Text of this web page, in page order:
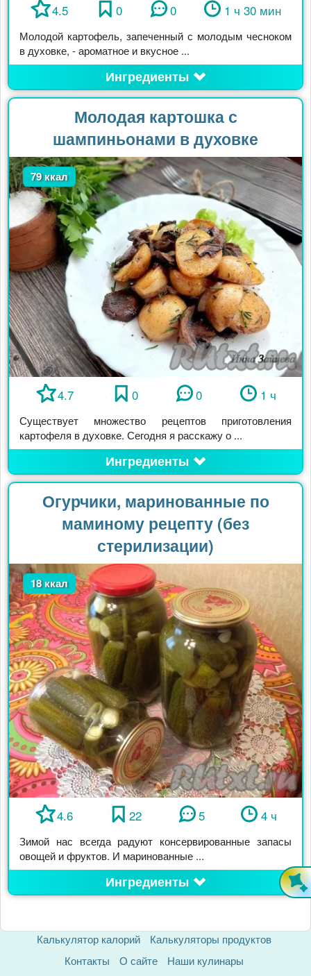
4.5 0 0 1 ч 30 мин
Молодой картофель, запеченный с молодым чесноком
в духовке, - ароматное и вкусное ...
Ингредиенты
Молодая картошка с
шампиньонами в духовке
79 ккал
4.7 0 0 1 ч
Существует множество рецептов приготовления
картофеля в духовке. Сегодня я расскажу о ...
Ингредиенты
Огурчики, маринованные по
маминому рецепту (без
стерилизации)
18 ккал
4.6 22 5 4 ч
Зимой нас всегда радуют консервированные запасы
овощей и фруктов. И маринованные ...
Ингредиенты
Калькулятор калорий
Калькуляторы продуктов
Контакты
О сайте
Наши кулинары